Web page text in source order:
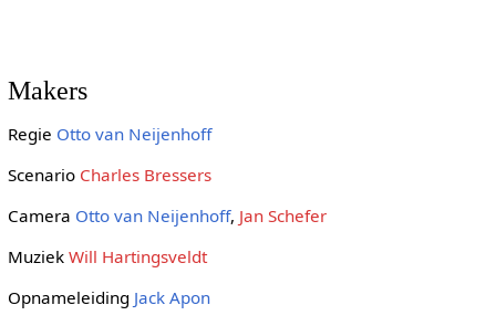
Makers
Regie Otto van Neijenhoff
Scenario Charles Bressers
Camera Otto van Neijenhoff, Jan Schefer
Muziek Will Hartingsveldt
Opnameleiding Jack Apon